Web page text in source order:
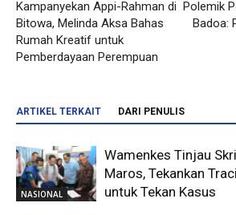
Kampanyekan Appi-Rahman di
Bitowa, Melinda Aksa Bahas
Rumah Kreatif untuk
Pemberdayaan Perempuan
Polemik
Badoa:
ARTIKEL TERKAIT DARI PENULIS
NASIONAL
Wamenkes Tinjau
Maros, Tekankan
untuk Tekan Kasus